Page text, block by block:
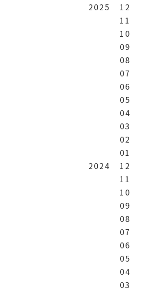
2025
12
11
10
09
08
07
06
05
04
03
02
01
2024
12
11
10
09
08
07
06
05
04
03